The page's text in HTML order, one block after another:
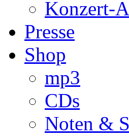
Konzert-
Presse
Shop
mp3
CDs
Noten &